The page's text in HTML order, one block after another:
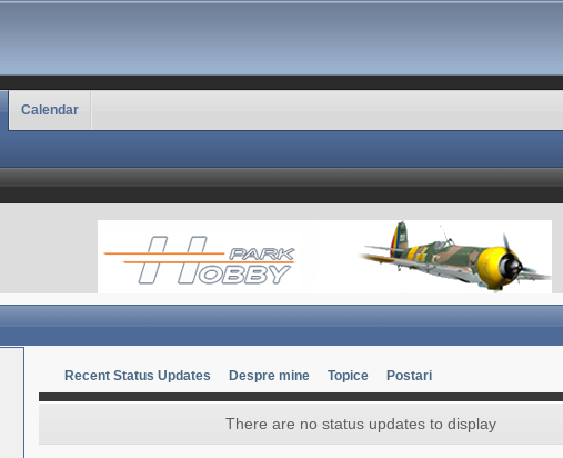
Calendar
Recent Status Updates Despre mine Topice Postari
There are no status updates to display